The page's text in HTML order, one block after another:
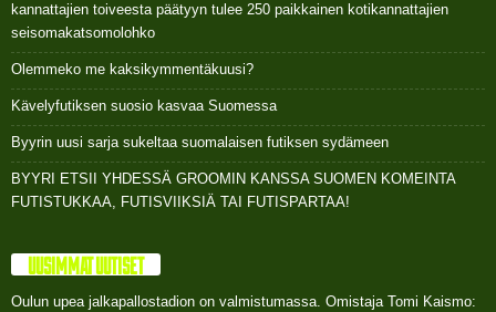
kannattajien toiveesta päätyyn tulee 250 paikkainen kotikannattajien
seisomakatsomolohko
Olemmeko me kaksikymmentäkuusi?
Kävelyfutiksen suosio kasvaa Suomessa
Byyrin uusi sarja sukeltaa suomalaisen futiksen sydämeen
BYYRI ETSII YHDESSÄ GROOMIN KANSSA SUOMEN KOMEINTA
FUTISTUKKAA, FUTISVIIKSIÄ TAI FUTISPARTAA!
UUSIMMAT UUTISET
Oulun upea jalkapallostadion on valmistumassa. Omistaja Tomi Kaismo: